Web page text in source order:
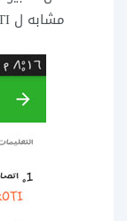
مشابه ل ADYYWJvb2RkOTI.